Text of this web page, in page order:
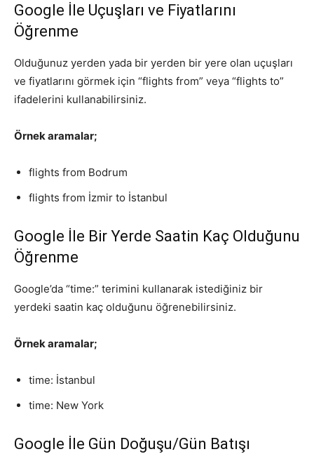
Google İle Uçuşları ve Fiyatlarını
Öğrenme
Olduğunuz yerden yada bir yerden bir yere olan uçuşları
ve fiyatlarını görmek için “flights from” veya “flights to”
ifadelerini kullanabilirsiniz.
Örnek aramalar;
flights from Bodrum
flights from İzmir to İstanbul
Google İle Bir Yerde Saatin Kaç Olduğunu
Öğrenme
Google’da “time:” terimini kullanarak istediğiniz bir
yerdeki saatin kaç olduğunu öğrenebilirsiniz.
Örnek aramalar;
time: İstanbul
time: New York
Google İle Gün Doğuşu/Gün Batışı